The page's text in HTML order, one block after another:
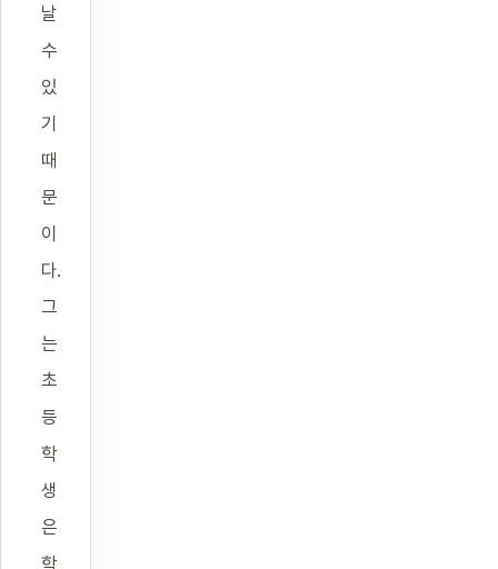
날
수
있
기
때
문
이
다.
그
는
초
등
학
생
은
학